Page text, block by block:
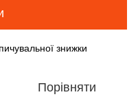
знижки
Порівняти